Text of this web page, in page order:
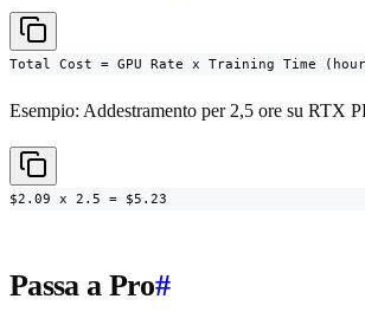
Total Cost = GPU Rate x Training Time
Esempio: Addestramento per 2,5 ore su RTX
$2.09 x 2.5 = $5.23
Passa a Pro#